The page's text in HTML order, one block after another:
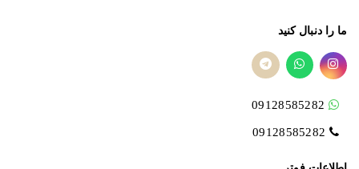
ما را دنبال کنید